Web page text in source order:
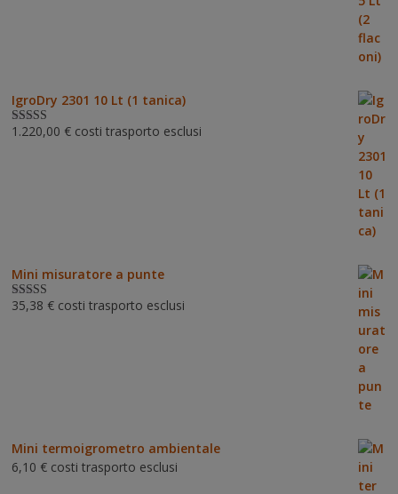
IgroDry 2301 10 Lt (1 tanica)
Valutato5.00
1.220,00 € costi trasporto esclusi
Mini misuratore a punte
Valutat
35,38 € costi trasporto esclusi
Mini termoigrometro ambientale
6,10 € costi trasporto esclusi